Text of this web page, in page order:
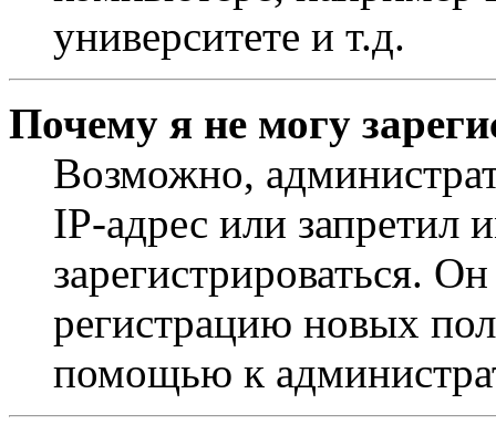
университете и т.д.
Почему я не могу
Возможно,
IP-адрес или запретил
зарегистрироваться.
регистрацию новых
помощью к